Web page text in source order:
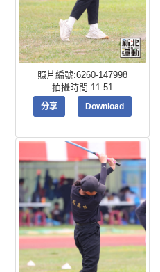
照片編號:6260-147998
拍攝時間:11:51
分享 Download